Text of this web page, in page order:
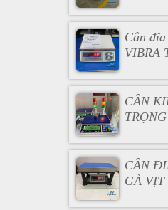
Cân
VIBRA
CÂN
CÂN
GÀ VỊT